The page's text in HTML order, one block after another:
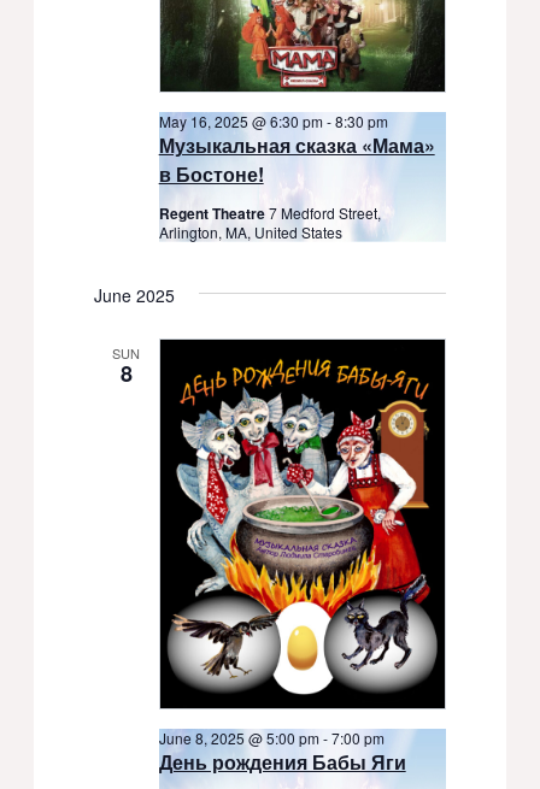
Музыкальная сказка «Мама»
в Бостоне!
May 16, 2025 @ 6:30 pm-8:30 pm
Regent Theatre7 Medford Street,
Arlington, MA, United States
June 2025
SUN
8
День рождения Бабы Яги
June 8, 2025 @ 5:00 pm-7:00 pm